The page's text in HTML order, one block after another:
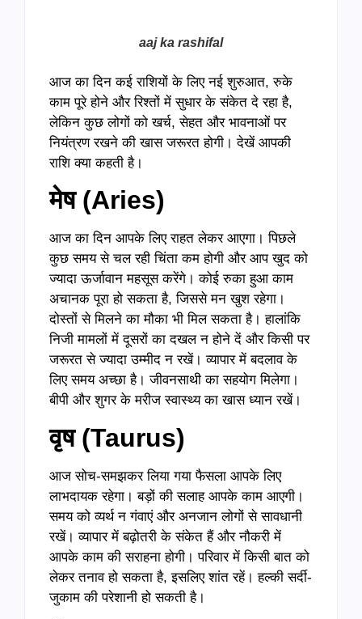
aaj ka rashifal
आज का दिन कई राशियों के लिए नई शुरुआत, रुके
काम पूरे होने और रिश्तों में सुधार के संकेत दे रहा है,
लेकिन कुछ लोगों को खर्च, सेहत और भावनाओं पर
नियंत्रण रखने की खास जरूरत होगी। देखें आपकी
राशि क्या कहती है।
मेष (Aries)
आज का दिन आपके लिए राहत लेकर आएगा। पिछले
कुछ समय से चल रही चिंता कम होगी और आप खुद को
ज्यादा ऊर्जावान महसूस करेंगे। कोई रुका हुआ काम
अचानक पूरा हो सकता है, जिससे मन खुश रहेगा।
दोस्तों से मिलने का मौका भी मिल सकता है। हालांकि
निजी मामलों में दूसरों का दखल न होने दें और किसी पर
जरूरत से ज्यादा उम्मीद न रखें। व्यापार में बदलाव के
लिए समय अच्छा है। जीवनसाथी का सहयोग मिलेगा।
बीपी और शुगर के मरीज स्वास्थ्य का खास ध्यान रखें।
वृष (Taurus)
आज सोच-समझकर लिया गया फैसला आपके लिए
लाभदायक रहेगा। बड़ों की सलाह आपके काम आएगी।
समय को व्यर्थ न गंवाएं और अनजान लोगों से सावधानी
रखें। व्यापार में बढ़ोतरी के संकेत हैं और नौकरी में
आपके काम की सराहना होगी। परिवार में किसी बात को
लेकर तनाव हो सकता है, इसलिए शांत रहें। हल्की सर्दी-
जुकाम की परेशानी हो सकती है।